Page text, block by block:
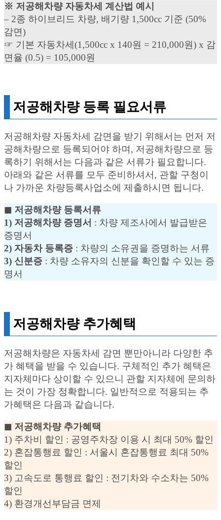
※ 저공해차량 자동차세 계산법 예시
– 2종 하이브리드 차량, 배기량 1,500cc 기준 (50%
감면)
☞ 기본 자동차세(1,500cc x 140원 = 210,000원) x 감
면율 (0.5) = 105,000원
저공해차량 등록 필요서류
저공해차량 자동차세 감면을 받기 위해서는 먼저 저
공해차량으로 등록되어야 하며, 저공해차량으로 등
록하기 위해서는 다음과 같은 서류가 필요합니다.
아래와 같은 서류를 모두 준비하셔서, 관할 구청이
나 가까운 차량등록사업소에 제출하시면 됩니다.
◼︎ 저공해차량 등록서류
1) 저공해차량 증명서 : 차량 제조사에서 발급받은
증명서
2) 자동차 등록증 : 차량의 소유권을 증명하는 서류
3) 신분증 : 차량 소유자의 신분을 확인할 수 있는 증
명서
저공해차량 추가혜택
저공해차량은 자동차세 감면 뿐만아니라 다양한 추
가 혜택을 받을 수 있습니다. 구체적인 추가 혜택은
지자체마다 상이할 수 있으니 관할 지자체에 문의하
는 것이 가장 정확합니다. 일반적으로 적용되는 추
가혜택은 다음과 같습니다.
◼︎ 저공해차량 추가혜택
1) 주차비 할인 : 공영주차장 이용 시 최대 50% 할인
2) 혼잡통행료 할인 : 서울시 혼잡통행료 최대 50%
할인
3) 고속도로 통행료 할인 : 전기차와 수소차는 50%
할인
4) 환경개선부담금 면제